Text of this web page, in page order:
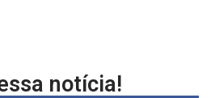
notícia!